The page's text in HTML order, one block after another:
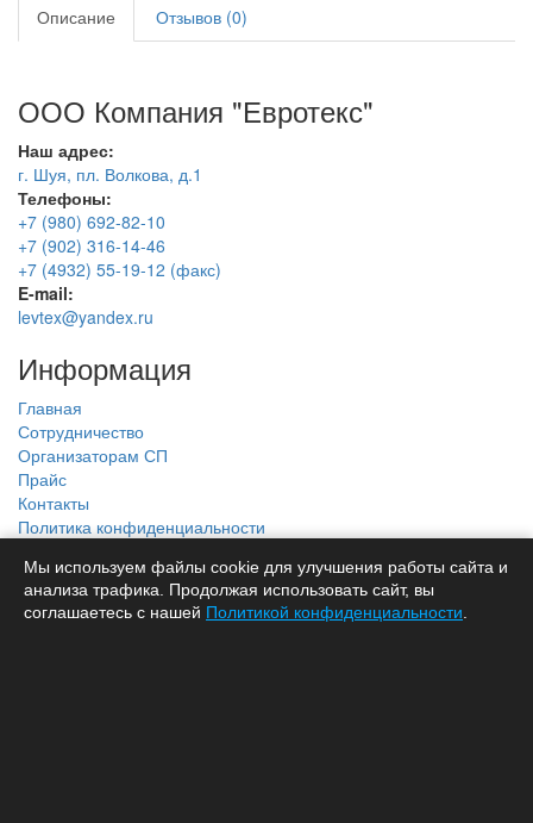
Описание
Отзывов (0)
ООО Компания "Евротекс"
Наш адрес:
г. Шуя, пл. Волкова, д.1
Телефоны:
+7 (980) 692-82-10
+7 (902) 316-14-46
+7 (4932) 55-19-12 (факс)
E-mail:
levtex@yandex.ru
Информация
Главная
Сотрудничество
Организаторам СП
Прайс
Контакты
Политика конфиденциальности
Наш каталог
Новинки
Мы используем файлы cookie для улучшения работы сайта и
анализа трафика. Продолжая использовать сайт, вы
соглашаетесь с нашей Политикой конфиденциальности